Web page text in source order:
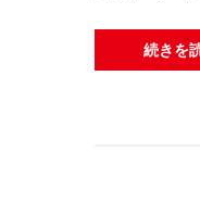
直面してき
続きを